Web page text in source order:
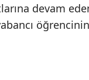
devam